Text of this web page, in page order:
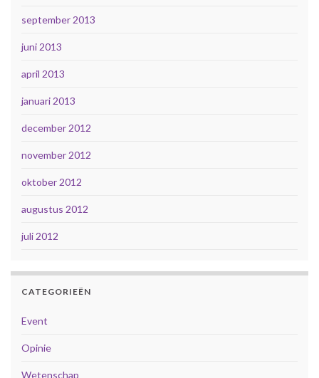
september 2013
juni 2013
april 2013
januari 2013
december 2012
november 2012
oktober 2012
augustus 2012
juli 2012
CATEGORIEËN
Event
Opinie
Wetenschap